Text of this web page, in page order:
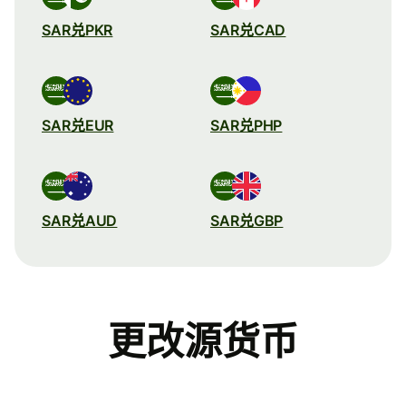
SAR兑PKR SAR兑CAD
SAR兑EUR SAR兑PHP
SAR兑AUD SAR兑GBP
更改源货币